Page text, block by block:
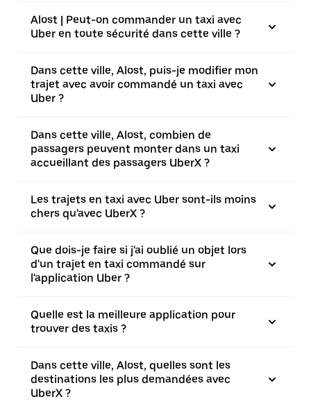
Alost | Peut-on commander un taxi avec
Uber en toute sécurité dans cette ville ?
Dans cette ville, Alost, puis-je modifier mon
trajet avec avoir commandé un taxi avec
Uber ?
Dans cette ville, Alost, combien de
passagers peuvent monter dans un taxi
accueillant des passagers UberX ?
Les trajets en taxi avec Uber sont-ils moins
chers qu'avec UberX ?
Que dois-je faire si j'ai oublié un objet lors
d'un trajet en taxi commandé sur
l'application Uber ?
Quelle est la meilleure application pour
trouver des taxis ?
Dans cette ville, Alost, quelles sont les
destinations les plus demandées avec
UberX ?